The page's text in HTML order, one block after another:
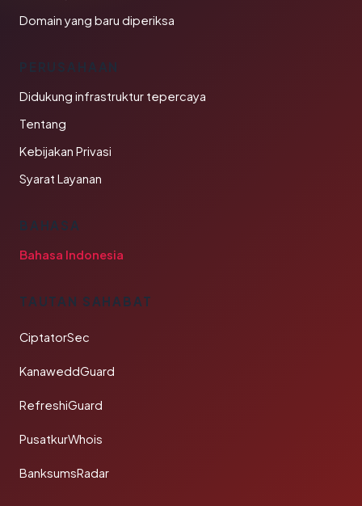
Domain yang baru diperiksa
PERUSAHAAN
Didukung infrastruktur tepercaya
Tentang
Kebijakan Privasi
Syarat Layanan
BAHASA
Bahasa Indonesia
TAUTAN SAHABAT
CiptatorSec
KanaweddGuard
RefreshiGuard
PusatkurWhois
BanksumsRadar